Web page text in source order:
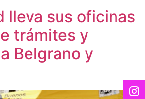
lleva sus oficinas
trámites y
Belgrano y